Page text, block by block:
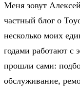
Меня зовут
частный блог о
несколько моих
годами работают
прошли сами:
обслуживание,